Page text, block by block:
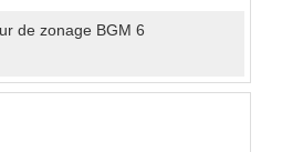
de zonage BGM 6